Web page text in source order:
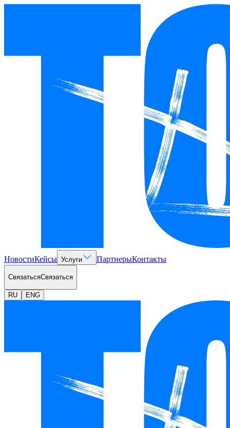
НовостиКейсы Услуги ПартнерыКонтакты
СвязатьсяСвязаться
RU ENG